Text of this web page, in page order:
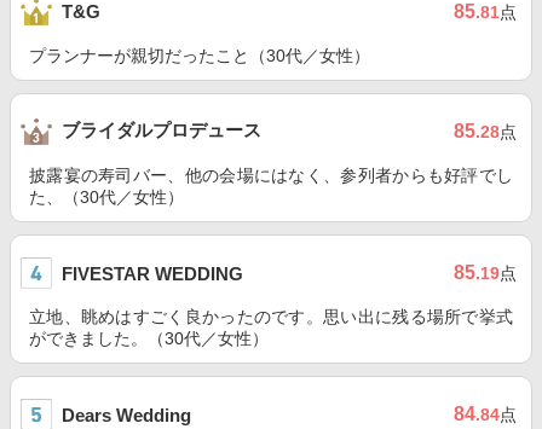
T&G 85.81点
プランナーが親切だったこと（30代／女性）
ブライダルプロデュース 85.28点
披露宴の寿司バー、他の会場にはなく、参列者からも好評でし
た、（30代／女性）
FIVESTAR WEDDING 85.19点
立地、眺めはすごく良かったのです。思い出に残る場所で挙式
ができました。（30代／女性）
Dears Wedding 84.84点